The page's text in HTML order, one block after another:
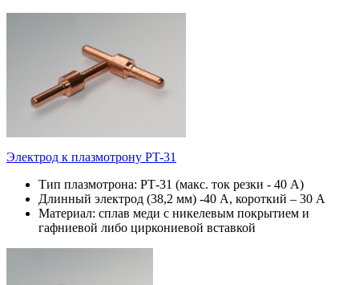
Электрод к плазмотрону PT-31
Тип плазмотрона: РТ-31 (макс. ток резки - 40 А)
Длинный электрод (38,2 мм) -40 А, короткий – 30 А
Материал: сплав меди с никелевым покрытием и
гафниевой либо циркониевой вставкой